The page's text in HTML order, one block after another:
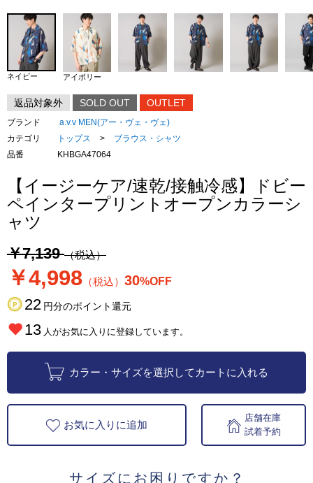
ネイビー アイボリー
返品対象外 SOLD OUT OUTLET
ブランド
a.v.v MEN(アー・ヴェ・ヴェ)
カテゴリ
トップス >
ブラウス・シャツ
品番
KHBGA47064
【イージーケア/速乾/接触冷感】ドビー
ペインタープリントオープンカラーシ
ャツ
￥7,139（税込）
￥4,998 （税込） 30%OFF
22 円分のポイント還元
13 人がお気に入りに登録しています。
カラー・サイズを選択してカートに入れる
お気に入りに追加
店舗在庫
試着予約
サイズにお困りですか？